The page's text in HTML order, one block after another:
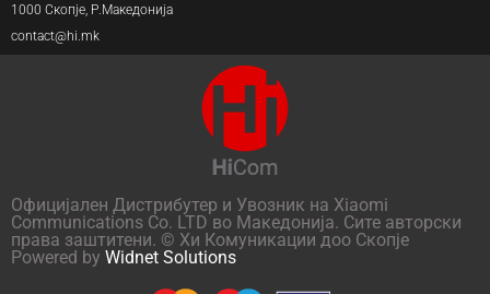
1000 Скопје, Р.Македонија
contact@hi.mk
Официјален Дистрибутер и Увозник на Xiaomi
Communications Co. LTD во Македонија. Сите авторски
права заштитени. © Хи Комуникации доо Скопје
Powered by Widnet Solutions